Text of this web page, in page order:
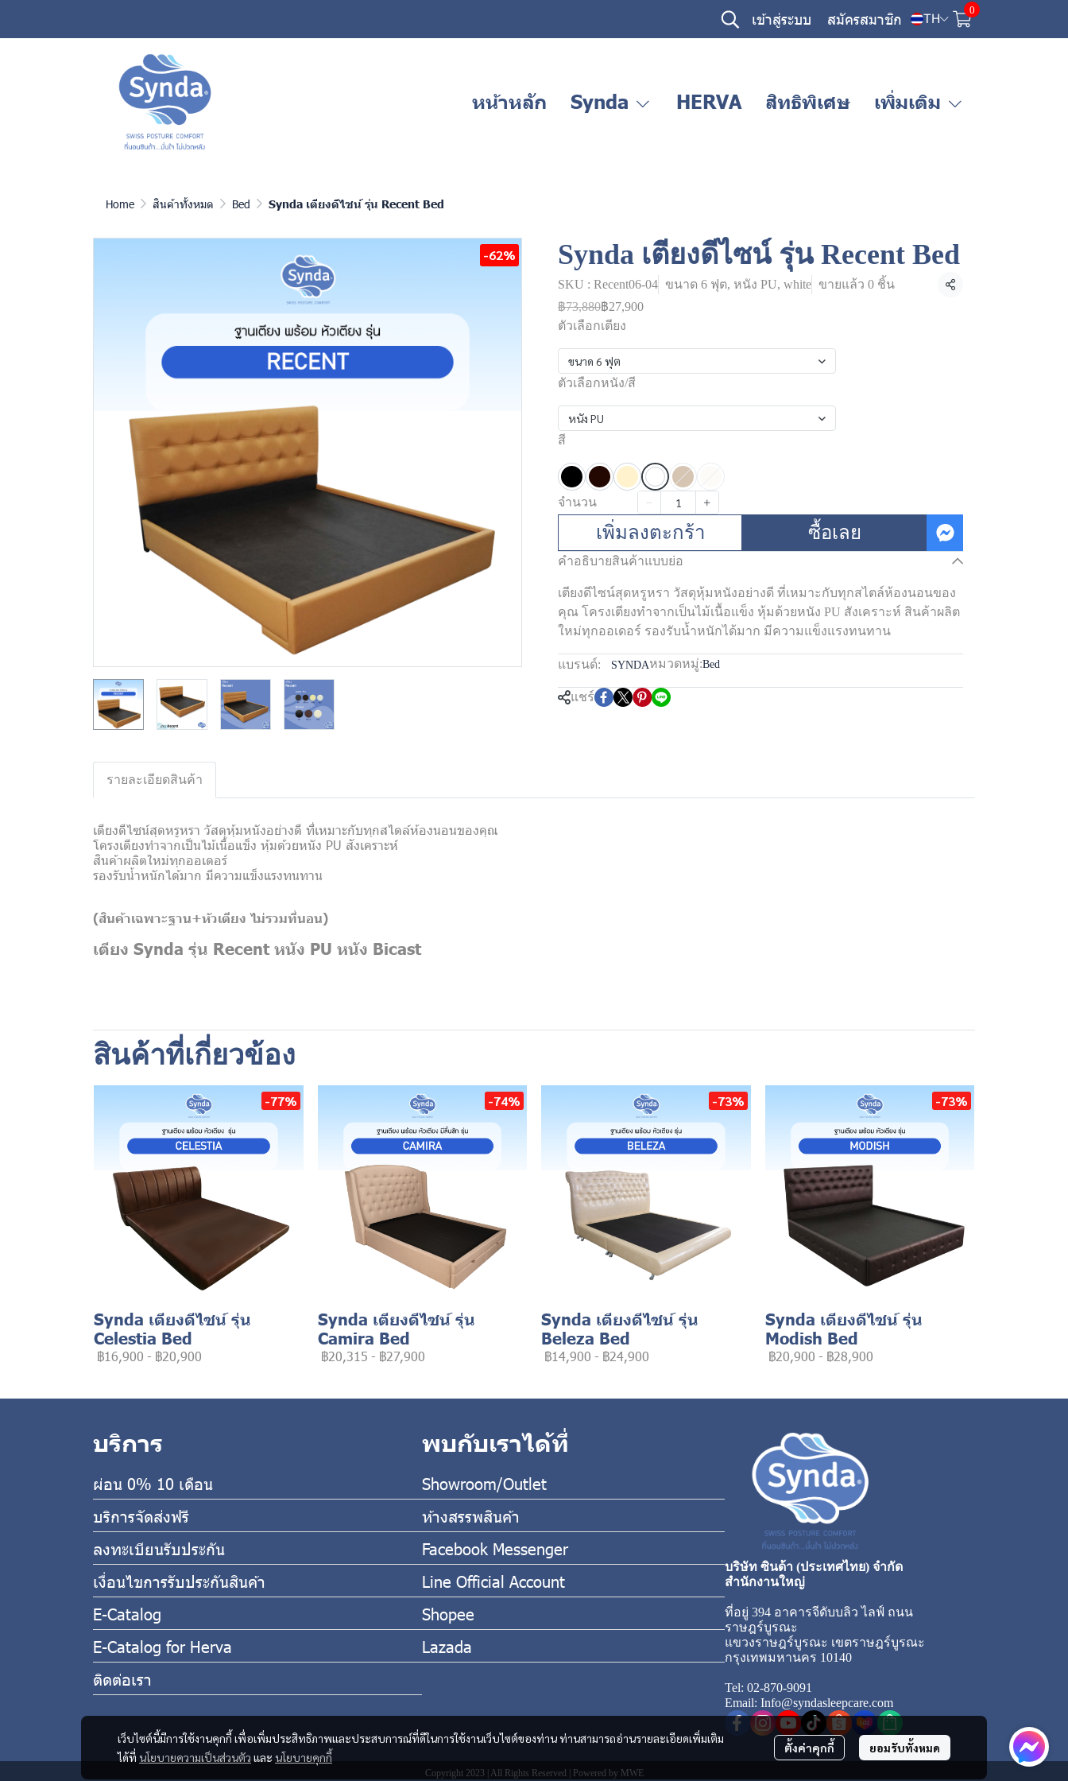
เข้าสู่ระบบ สมัครสมาชิก TH
0
หน้าหลัก Synda HERVA สิทธิพิเศษ เพิ่มเติม
Home สินค้าทั้งหมด Bed Synda เตียงดีไซน์ รุ่น Recent Bed
-62% Synda เตียงดีไซน์ รุ่น Recent Bed
SKU : Recent06-04 ขนาด 6 ฟุต, หนัง PU, white ขายแล้ว 0 ชิ้น แชร์
฿73,880฿27,900
ตัวเลือกเตียง
ขนาด 6 ฟุต
ตัวเลือกหนัง/สี
หนัง PU
สี
จำนวน
เพิ่มลงตะกร้า ซื้อเลย
คำอธิบายสินค้าแบบย่อ
เตียงดีไซน์สุดหรูหรา วัสดุหุ้มหนังอย่างดี ที่เหมาะกับทุกสไตล์ห้องนอนของ
คุณ โครงเตียงทำจากเป็นไม้เนื้อแข็ง หุ้มด้วยหนัง PU สังเคราะห์ สินค้าผลิต
ใหม่ทุกออเดอร์ รองรับน้ำหนักได้มาก มีความแข็งแรงทนทาน
แบรนด์: SYNDAหมวดหมู่:Bed
แชร์
รายละเอียดสินค้า
เตียงดีไซน์สุดหรูหรา วัสดุหุ้มหนังอย่างดี ที่เหมาะกับทุกสไตล์ห้องนอนของคุณ
โครงเตียงทำจากเป็นไม้เนื้อแข็ง หุ้มด้วยหนัง PU สังเคราะห์
สินค้าผลิตใหม่ทุกออเดอร์
รองรับน้ำหนักได้มาก มีความแข็งแรงทนทาน
(สินค้าเฉพาะฐาน+หัวเตียง ไม่รวมที่นอน)
เตียง Synda รุ่น Recent หนัง PU หนัง Bicast
สินค้าที่เกี่ยวข้อง
-77%
Synda เตียงดีไซน์ รุ่น
Celestia Bed
฿16,900 - ฿20,900
-74%
Synda เตียงดีไซน์ รุ่น
Camira Bed
฿20,315 - ฿27,900
-73%
Synda เตียงดีไซน์ รุ่น
Beleza Bed
฿14,900 - ฿24,900
-73%
Synda เตียงดีไซน์ รุ่น
Modish Bed
฿20,900 - ฿28,900
เว็บไซต์นี้มีการใช้งานคุกกี้ เพื่อเพิ่มประสิทธิภาพและประสบการณ์ที่ดีในการใช้งานเว็บไซต์ของท่าน ท่านสามารถอ่านรายละเอียดเพิ่มเติม
ได้ที่ นโยบายความเป็นส่วนตัว และ นโยบายคุกกี้
ตั้งค่าคุกกี้ ยอมรับทั้งหมด
บริการ
ผ่อน 0% 10 เดือน
บริการจัดส่งฟรี
ลงทะเบียนรับประกัน
เงื่อนไขการรับประกันสินค้า
E-Catalog
E-Catalog for Herva
ติดต่อเรา
พบกับเราได้ที่
Showroom/Outlet
ห้างสรรพสินค้า
Facebook Messenger
Line Official Account
Shopee
Lazada
บริษัท ซินด้า (ประเทศไทย) จำกัด
สำนักงานใหญ่
ที่อยู่ 394 อาคารจีดับบลิว ไลฟ์ ถนน
ราษฎร์บูรณะ
แขวงราษฎร์บูรณะ เขตราษฎร์บูรณะ
กรุงเทพมหานคร 10140
Tel: 02-870-9091
Email: Info@syndasleepcare.com
Copyright 2023 | All Rights Reserved | Powered by MWE